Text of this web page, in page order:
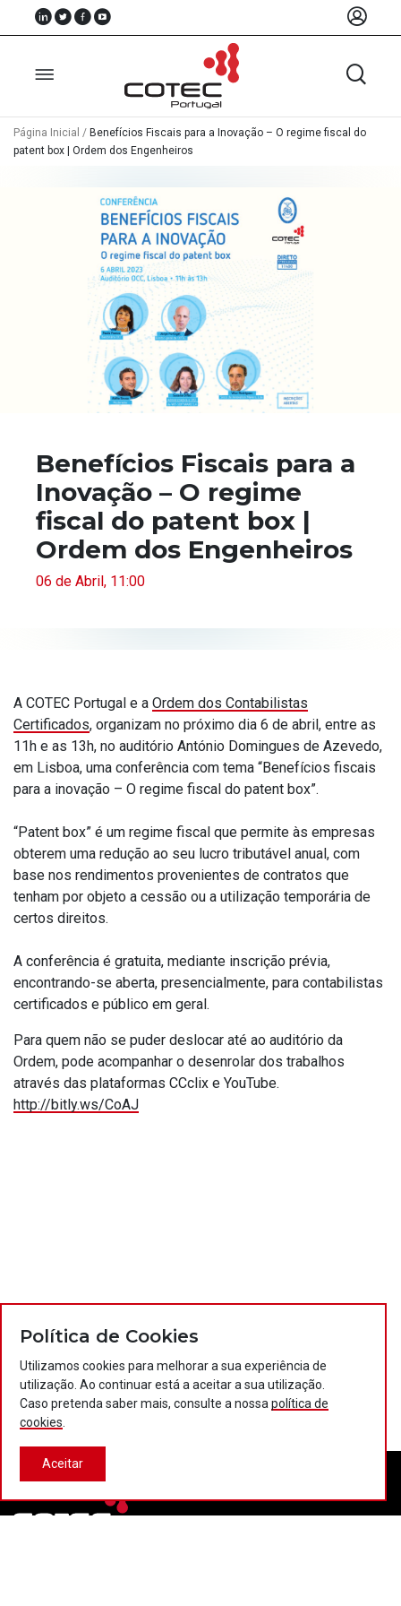
Associados
Recursos
Projectos
Página Inicial / Benefícios Fiscais para a Inovação – O regime fiscal do
patent box | Ordem dos Engenheiros
Benefícios Fiscais para a
Inovação – O regime
fiscal do patent box |
Ordem dos Engenheiros
06 de Abril, 11:00
A COTEC Portugal e a Ordem dos Contabilistas
Certificados, organizam no próximo dia 6 de abril, entre as
11h e as 13h, no auditório António Domingues de Azevedo,
em Lisboa, uma conferência com tema “Benefícios fiscais
para a inovação – O regime fiscal do patent box”.
“Patent box” é um regime fiscal que permite às empresas
obterem uma redução ao seu lucro tributável anual, com
base nos rendimentos provenientes de contratos que
tenham por objeto a cessão ou a utilização temporária de
certos direitos.
A conferência é gratuita, mediante inscrição prévia,
encontrando-se aberta, presencialmente, para contabilistas
certificados e público em geral.
Para quem não se puder deslocar até ao auditório da
Ordem, pode acompanhar o desenrolar dos trabalhos
através das plataformas CCclix e YouTube.
http://bitly.ws/CoAJ
Política de Cookies
Utilizamos cookies para melhorar a sua experiência de
utilização. Ao continuar está a aceitar a sua utilização.
Caso pretenda saber mais, consulte a nossa política de
cookies
Aceitar